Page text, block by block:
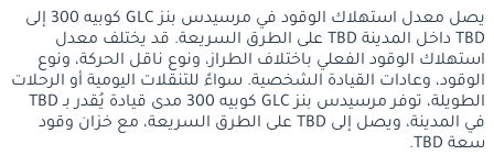
يصل معدل استهلاك الوقود في مرسيدس بنز GLC كوبيه 300 إلى
TBD داخل المدينة TBD على الطرق السريعة. قد يختلف معدل
استهلاك الوقود الفعلي باختلاف الطراز، ونوع ناقل الحركة، ونوع
الوقود، وعادات القيادة الشخصية. سواءً للتنقلات اليومية أو الرحلات
الطويلة، توفر مرسيدس بنز GLC كوبيه 300 مدى قيادة يُقدر بـ TBD
في المدينة، ويصل إلى TBD على الطرق السريعة، مع خزان وقود
سعة TBD.